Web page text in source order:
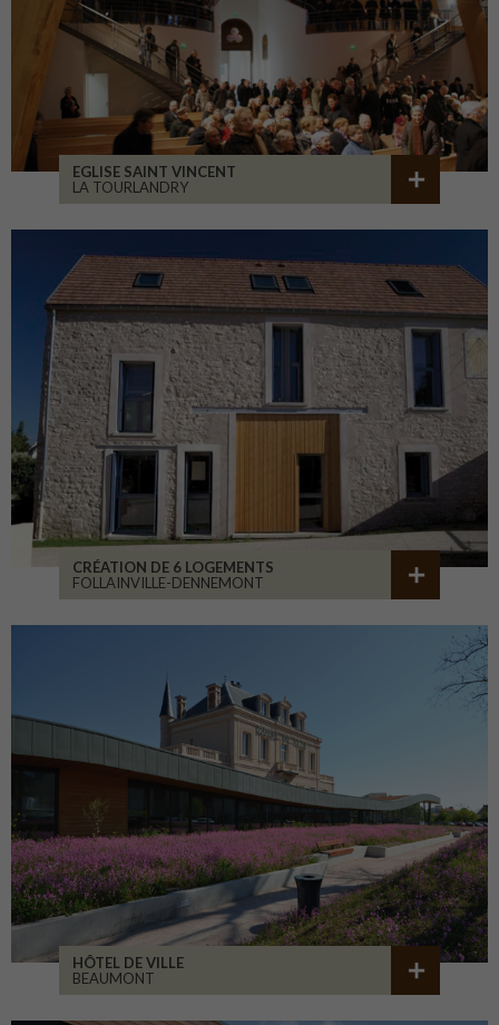
EGLISE SAINT VINCENT
LA TOURLANDRY
CRÉATION DE 6 LOGEMENTS
FOLLAINVILLE-DENNEMONT
HÔTEL DE VILLE
BEAUMONT